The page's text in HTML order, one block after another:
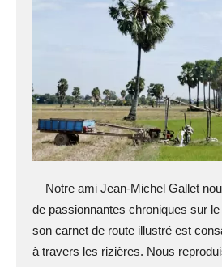
Notre ami Jean-Michel Gallet
de passionnantes chroniques sur
son carnet de route illustré est
à travers les rizières. Nous